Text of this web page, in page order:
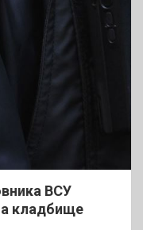
ВСУ
кладбище